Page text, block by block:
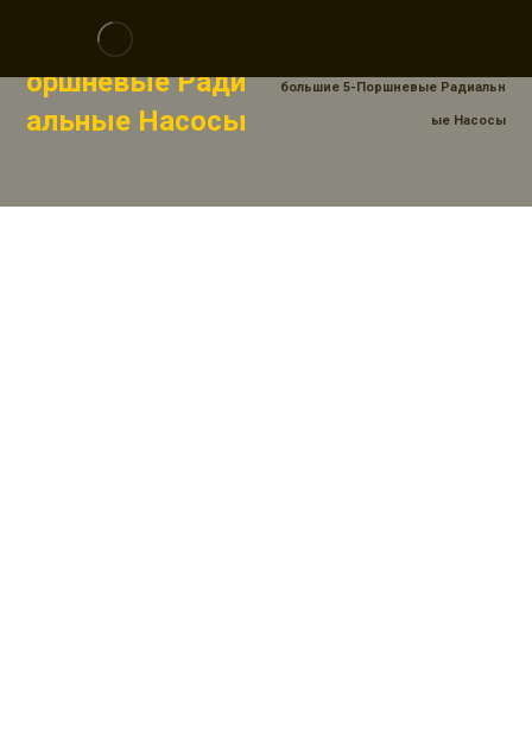
Небольшие 5-П
Оршневые Ради
Альные Насосы
Большие 5-Поршневые Радиальн
Ые Насосы